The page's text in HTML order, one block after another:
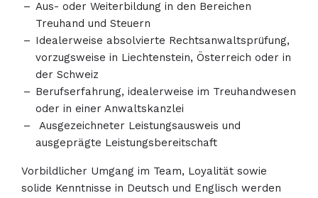
Aus- oder Weiterbildung in den Bereichen
Treuhand und Steuern
Idealerweise absolvierte Rechtsanwaltsprüfung,
vorzugsweise in Liechtenstein, Österreich oder in
der Schweiz
Berufserfahrung, idealerweise im Treuhandwesen
oder in einer Anwaltskanzlei
Ausgezeichneter Leistungsausweis und
ausgeprägte Leistungsbereitschaft
Vorbildlicher Umgang im Team, Loyalität sowie
solide Kenntnisse in Deutsch und Englisch werden